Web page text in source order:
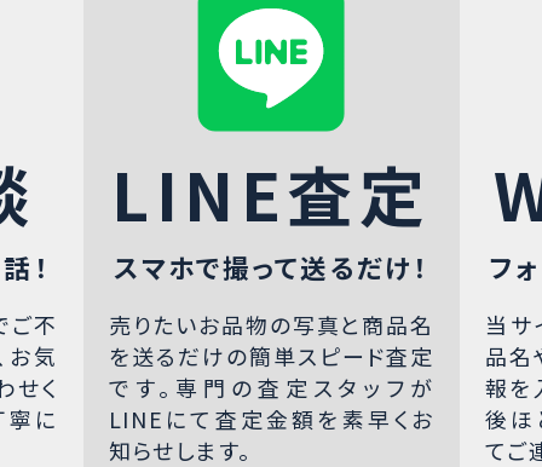
！
ご不
お気
せく
寧に
LINE査定
スマホで撮って送るだけ！
売りたいお品物の写真と商品名
を送るだけの簡単スピード査定
です。専門の査定スタッフが
LINEにて査定金額を素早くお
知らせします。
フ
当サ
品名
報を
後ほ
てご